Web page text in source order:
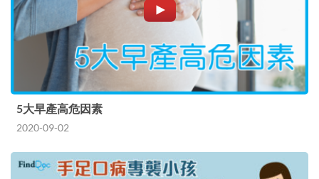
5大早產高危因素
2020-09-02